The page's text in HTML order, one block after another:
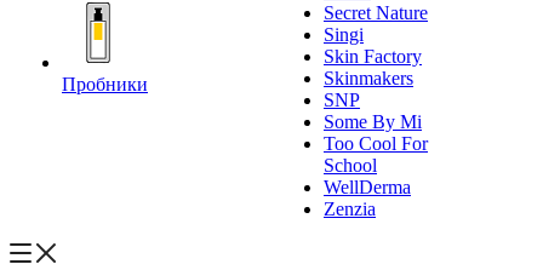
Пробники
Secret Nature
Singi
Skin Factory
Skinmakers
SNP
Some By Mi
Too Cool For
School
WellDerma
Zenzia